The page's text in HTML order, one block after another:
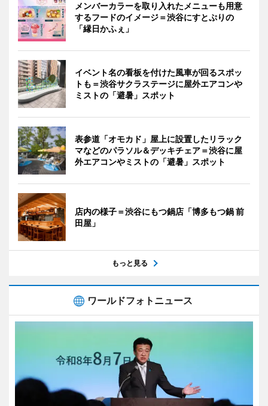
メンバーカラーを取り入れたメニューも用意
するフードのイメージ＝渋谷にすとぷりの
「縁日かふぇ」
イベント名の看板を付けた風車が回るスポッ
トも＝渋谷サクラステージに屋外エアコンや
ミストの「避暑」スポット
表参道「オモカド」屋上に設置したリラック
マなどのパラソル＆デッキチェア＝渋谷に屋
外エアコンやミストの「避暑」スポット
店内の様子＝渋谷にもつ鍋店「博多もつ鍋 前
田屋」
もっと見る
ワールドフォトニュース